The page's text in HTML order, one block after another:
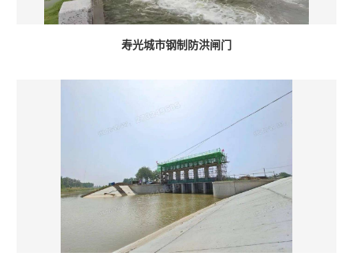
寿光城市钢制防洪闸门